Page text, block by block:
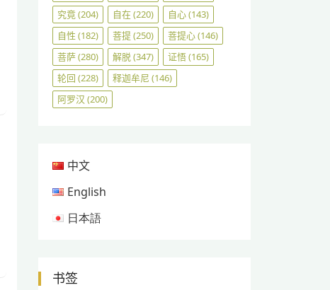
究竟(204) 自在(220) 自心(143)
自性 (182) 菩提(250) 菩提心(146)
菩萨(280) 解脱(347) 证悟(165)
轮回 (228) 释迦牟尼 (146)
阿罗汉 (200)
中文
English
日本語
书签